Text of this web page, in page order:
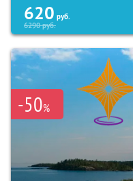
620 руб.
6290руб.
-50%